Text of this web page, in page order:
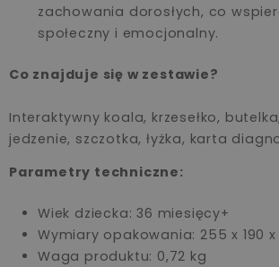
zachowania dorosłych, co
społeczny i emocjonalny.
Co znajduje się w zestawie?
Interaktywny koala, krzesełko,
jedzenie, szczotka, łyżka, karta
Parametry techniczne:
Wiek dziecka: 36 miesięcy+
Wymiary opakowania: 255 x 190
Waga produktu: 0,72 kg